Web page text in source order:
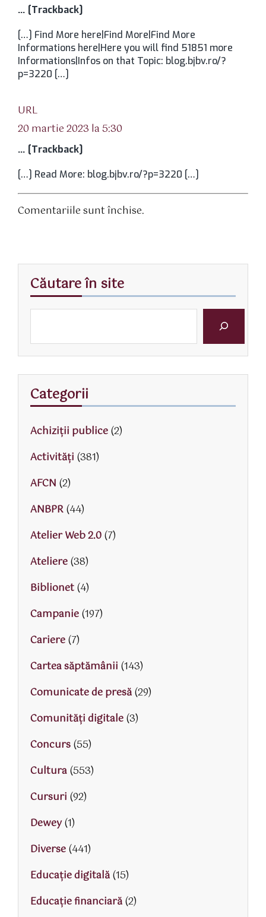
… [Trackback]
[…] Find More here|Find More|Find More
Informations here|Here you will find 51851 more
Informations|Infos on that Topic: blog.bjbv.ro/?
p=3220 […]
URL
20 martie 2023 la 5:30
… [Trackback]
[…] Read More: blog.bjbv.ro/?p=3220 […]
Comentariile sunt închise.
Căutare în site
Categorii
Achiziții publice(2)
Activităţi (381)
AFCN (2)
ANBPR(44)
Atelier Web 2.0(7)
Ateliere(38)
Biblionet(4)
Campanie(197)
Cariere(7)
Cartea săptămânii (143)
Comunicate de presă(29)
Comunități digitale(3)
Concurs(55)
Cultura(553)
Cursuri (92)
Dewey(1)
Diverse(441)
Educaţie digitală(15)
Educaţie financiară(2)